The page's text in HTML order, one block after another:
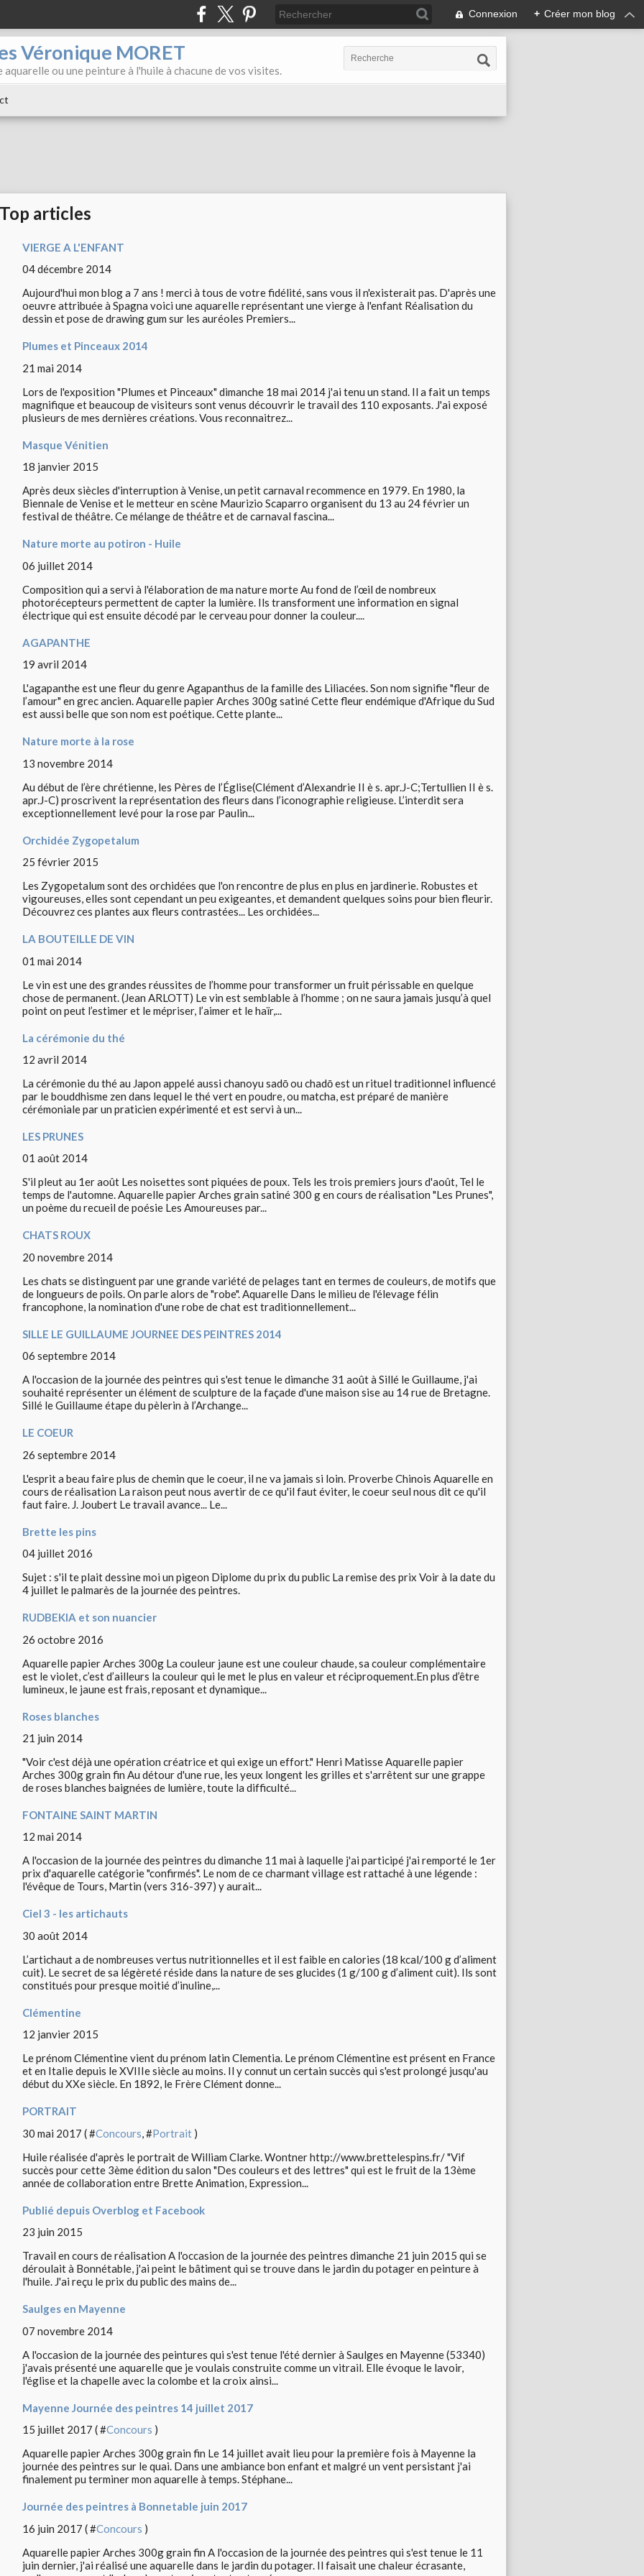
Connexion + Créer mon blog
Véronique MORET
ou une peinture à l'huile à chacune de vos visites.
Top articles
VIERGE A L'ENFANT
04 décembre 2014
Aujourd'hui mon blog a 7 ans ! merci à tous de votre fidélité, sans vous il n'existerait pas. D'après une
oeuvre attribuée à Spagna voici une aquarelle représentant une vierge à l'enfant Réalisation du
dessin et pose de drawing gum sur les auréoles Premiers...
Plumes et Pinceaux 2014
21 mai 2014
Lors de l'exposition "Plumes et Pinceaux" dimanche 18 mai 2014 j'ai tenu un stand. Il a fait un temps
magnifique et beaucoup de visiteurs sont venus découvrir le travail des 110 exposants. J'ai exposé
plusieurs de mes dernières créations. Vous reconnaitrez...
Masque Vénitien
18 janvier 2015
Après deux siècles d'interruption à Venise, un petit carnaval recommence en 1979. En 1980, la
Biennale de Venise et le metteur en scène Maurizio Scaparro organisent du 13 au 24 février un
festival de théâtre. Ce mélange de théâtre et de carnaval fascina...
Nature morte au potiron - Huile
06 juillet 2014
Composition qui a servi à l'élaboration de ma nature morte Au fond de l’œil de nombreux
photorécepteurs permettent de capter la lumière. Ils transforment une information en signal
électrique qui est ensuite décodé par le cerveau pour donner la couleur....
AGAPANTHE
19 avril 2014
L'agapanthe est une fleur du genre Agapanthus de la famille des Liliacées. Son nom signifie "fleur de
l’amour" en grec ancien. Aquarelle papier Arches 300g satiné Cette fleur endémique d'Afrique du Sud
est aussi belle que son nom est poétique. Cette plante...
Nature morte à la rose
13 novembre 2014
Au début de l’ère chrétienne, les Pères de l’Église(Clément d’Alexandrie II è s. apr.J-C;Tertullien II è s.
apr.J-C) proscrivent la représentation des fleurs dans l’iconographie religieuse. L’interdit sera
exceptionnellement levé pour la rose par Paulin...
Orchidée Zygopetalum
25 février 2015
Les Zygopetalum sont des orchidées que l'on rencontre de plus en plus en jardinerie. Robustes et
vigoureuses, elles sont cependant un peu exigeantes, et demandent quelques soins pour bien fleurir.
Découvrez ces plantes aux fleurs contrastées... Les orchidées...
LA BOUTEILLE DE VIN
01 mai 2014
Le vin est une des grandes réussites de l’homme pour transformer un fruit périssable en quelque
chose de permanent. (Jean ARLOTT) Le vin est semblable à l’homme ; on ne saura jamais jusqu’à quel
point on peut l’estimer et le mépriser, l’aimer et le haïr,...
La cérémonie du thé
12 avril 2014
La cérémonie du thé au Japon appelé aussi chanoyu sadō ou chadō est un rituel traditionnel influencé
par le bouddhisme zen dans lequel le thé vert en poudre, ou matcha, est préparé de manière
cérémoniale par un praticien expérimenté et est servi à un...
LES PRUNES
01 août 2014
S'il pleut au 1er août Les noisettes sont piquées de poux. Tels les trois premiers jours d'août, Tel le
temps de l'automne. Aquarelle papier Arches grain satiné 300 g en cours de réalisation "Les Prunes",
un poème du recueil de poésie Les Amoureuses par...
CHATS ROUX
20 novembre 2014
Les chats se distinguent par une grande variété de pelages tant en termes de couleurs, de motifs que
de longueurs de poils. On parle alors de "robe". Aquarelle Dans le milieu de l'élevage félin
francophone, la nomination d'une robe de chat est traditionnellement...
SILLE LE GUILLAUME JOURNEE DES PEINTRES 2014
06 septembre 2014
A l'occasion de la journée des peintres qui s'est tenue le dimanche 31 août à Sillé le Guillaume, j'ai
souhaité représenter un élément de sculpture de la façade d'une maison sise au 14 rue de Bretagne.
Sillé le Guillaume étape du pèlerin à l’Archange...
LE COEUR
26 septembre 2014
L'esprit a beau faire plus de chemin que le coeur, il ne va jamais si loin. Proverbe Chinois Aquarelle en
cours de réalisation La raison peut nous avertir de ce qu'il faut éviter, le coeur seul nous dit ce qu'il
faut faire. J. Joubert Le travail avance... Le...
Brette les pins
04 juillet 2016
Sujet : s'il te plait dessine moi un pigeon Diplome du prix du public La remise des prix Voir à la date du
4 juillet le palmarès de la journée des peintres.
RUDBEKIA et son nuancier
26 octobre 2016
Aquarelle papier Arches 300g La couleur jaune est une couleur chaude, sa couleur complémentaire
est le violet, c’est d’ailleurs la couleur qui le met le plus en valeur et réciproquement.En plus d’être
lumineux, le jaune est frais, reposant et dynamique...
Roses blanches
21 juin 2014
"Voir c'est déjà une opération créatrice et qui exige un effort." Henri Matisse Aquarelle papier
Arches 300g grain fin Au détour d'une rue, les yeux longent les grilles et s'arrêtent sur une grappe
de roses blanches baignées de lumière, toute la difficulté...
FONTAINE SAINT MARTIN
12 mai 2014
A l'occasion de la journée des peintres du dimanche 11 mai à laquelle j'ai participé j'ai remporté le 1er
prix d'aquarelle catégorie "confirmés". Le nom de ce charmant village est rattaché à une légende :
l'évêque de Tours, Martin (vers 316-397) y aurait...
Ciel 3 - les artichauts
30 août 2014
L’artichaut a de nombreuses vertus nutritionnelles et il est faible en calories (18 kcal/100 g d’aliment
cuit). Le secret de sa légèreté réside dans la nature de ses glucides (1 g/100 g d’aliment cuit). Ils sont
constitués pour presque moitié d’inuline,...
Clémentine
12 janvier 2015
Le prénom Clémentine vient du prénom latin Clementia. Le prénom Clémentine est présent en France
et en Italie depuis le XVIIIe siècle au moins. Il y connut un certain succès qui s'est prolongé jusqu'au
début du XXe siècle. En 1892, le Frère Clément donne...
PORTRAIT
30 mai 2017 ( #Concours, #Portrait )
Huile réalisée d'après le portrait de William Clarke. Wontner http://www.brettelespins.fr/ "Vif
succès pour cette 3ème édition du salon "Des couleurs et des lettres" qui est le fruit de la 13ème
année de collaboration entre Brette Animation, Expression...
Publié depuis Overblog et Facebook
23 juin 2015
Travail en cours de réalisation A l'occasion de la journée des peintres dimanche 21 juin 2015 qui se
déroulait à Bonnétable, j'ai peint le bâtiment qui se trouve dans le jardin du potager en peinture à
l'huile. J'ai reçu le prix du public des mains de...
Saulges en Mayenne
07 novembre 2014
A l'occasion de la journée des peintures qui s'est tenue l'été dernier à Saulges en Mayenne (53340)
j'avais présenté une aquarelle que je voulais construite comme un vitrail. Elle évoque le lavoir,
l'église et la chapelle avec la colombe et la croix ainsi...
Mayenne Journée des peintres 14 juillet 2017
15 juillet 2017 ( #Concours )
Aquarelle papier Arches 300g grain fin Le 14 juillet avait lieu pour la première fois à Mayenne la
journée des peintres sur le quai. Dans une ambiance bon enfant et malgré un vent persistant j'ai
finalement pu terminer mon aquarelle à temps. Stéphane...
Journée des peintres à Bonnetable juin 2017
16 juin 2017 ( #Concours )
Aquarelle papier Arches 300g grain fin A l'occasion de la journée des peintres qui s'est tenue le 11
juin dernier, j'ai réalisé une aquarelle dans le jardin du potager. Il faisait une chaleur écrasante,